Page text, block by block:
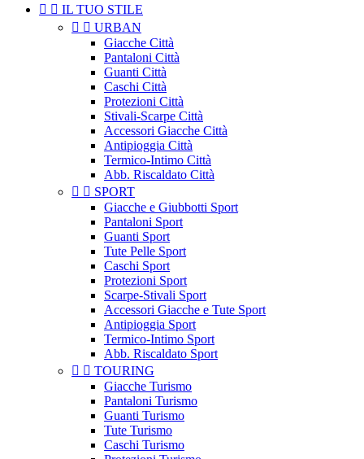
  IL TUO STILE
  URBAN
Giacche Città
Pantaloni Città
Guanti Città
Caschi Città
Protezioni Città
Stivali-Scarpe Città
Accessori Giacche Città
Antipioggia Città
Termico-Intimo Città
Abb. Riscaldato Città
  SPORT
Giacche e Giubbotti Sport
Pantaloni Sport
Guanti Sport
Tute Pelle Sport
Caschi Sport
Protezioni Sport
Scarpe-Stivali Sport
Accessori Giacche e Tute Sport
Antipioggia Sport
Termico-Intimo Sport
Abb. Riscaldato Sport
  TOURING
Giacche Turismo
Pantaloni Turismo
Guanti Turismo
Tute Turismo
Caschi Turismo